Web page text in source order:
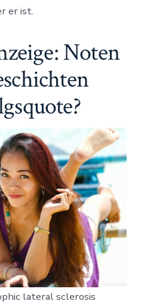
er ist.
Noten
lateral sclerosis